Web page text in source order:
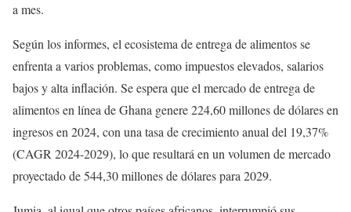
a mes.
Según los informes, el ecosistema de entrega de alimentos se
enfrenta a varios problemas, como impuestos elevados, salarios
bajos y alta inflación. Se espera que el mercado de entrega de
alimentos en línea de Ghana genere 224,60 millones de dólares en
ingresos en 2024, con una tasa de crecimiento anual del 19,37%
(CAGR 2024-2029), lo que resultará en un volumen de mercado
proyectado de 544,30 millones de dólares para 2029.